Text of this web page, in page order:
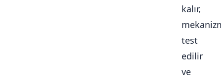
kalır,
test
edilir
ve